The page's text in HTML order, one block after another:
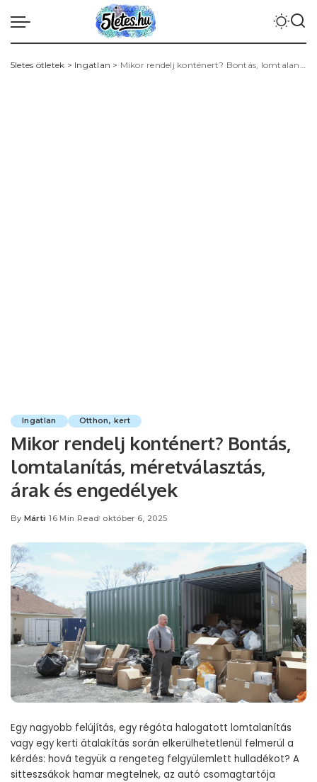
5letes ötletek > Ingatlan > Mikor rendelj konténert? Bontás, lomtalanítás, méretválasztás, árak és engedélyek
Ingatlan Otthon, kert
Mikor rendelj konténert? Bontás,
lomtalanítás, méretválasztás,
árak és engedélyek
Posted
By Márti 16 Min Read október 6, 2025
Egy nagyobb felújítás, egy régóta halogatott lomtalanítás
vagy egy kerti átalakítás során elkerülhetetlenül felmerül a
kérdés: hová tegyük a rengeteg felgyülemlett hulladékot? A
sitteszsákok hamar megtelnek, az autó csomagtartója